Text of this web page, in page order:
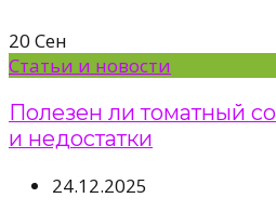
20 Сен
Статьи и новости
Полезен ли томатный
и недостатки
24.12.2025